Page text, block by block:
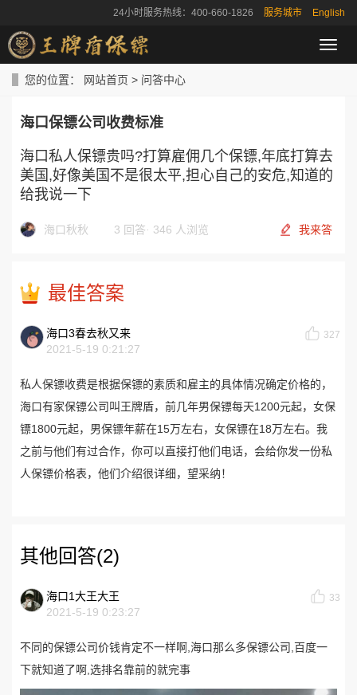
24小时服务热线：400-660-1826 服务城市 English
导
航
您的位置： 网站首页 > 问答中心
海口保镖公司收费标准
海口私人保镖贵吗?打算雇佣几个保镖,年底打算去
美国,好像美国不是很太平,担心自己的安危,知道的
给我说一下
海口秋秋 3 回答· 346 人浏览 我来答
最佳答案
海口3春去秋又来
2021-5-19 0:21:27
327
私人保镖收费是根据保镖的素质和雇主的具体情况确定价格的，
海口有家保镖公司叫王牌盾，前几年男保镖每天1200元起，女保
镖1800元起，男保镖年薪在15万左右，女保镖在18万左右。我
之前与他们有过合作，你可以直接打他们电话，会给你发一份私
人保镖价格表，他们介绍很详细，望采纳！
其他回答(2)
海口1大王大王
2021-5-19 0:23:27
33
不同的保镖公司价钱肯定不一样啊,海口那么多保镖公司,百度一
下就知道了啊,选排名靠前的就完事